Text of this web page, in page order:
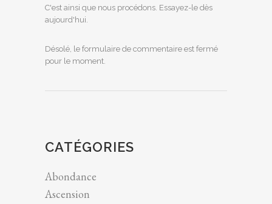
C'est ainsi que nous procédons. Essayez-le dès
aujourd'hui.
Désolé, le formulaire de commentaire est fermé
pour le moment.
CATÉGORIES
Abondance
Ascension